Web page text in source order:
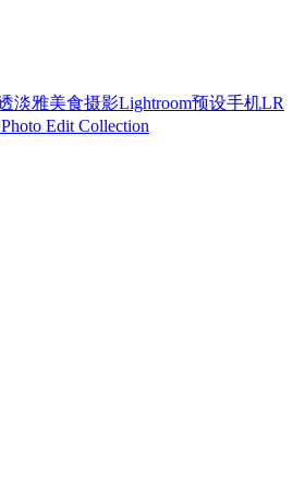
淡雅美食摄影Lightroom预设手机LR
Edit Collection